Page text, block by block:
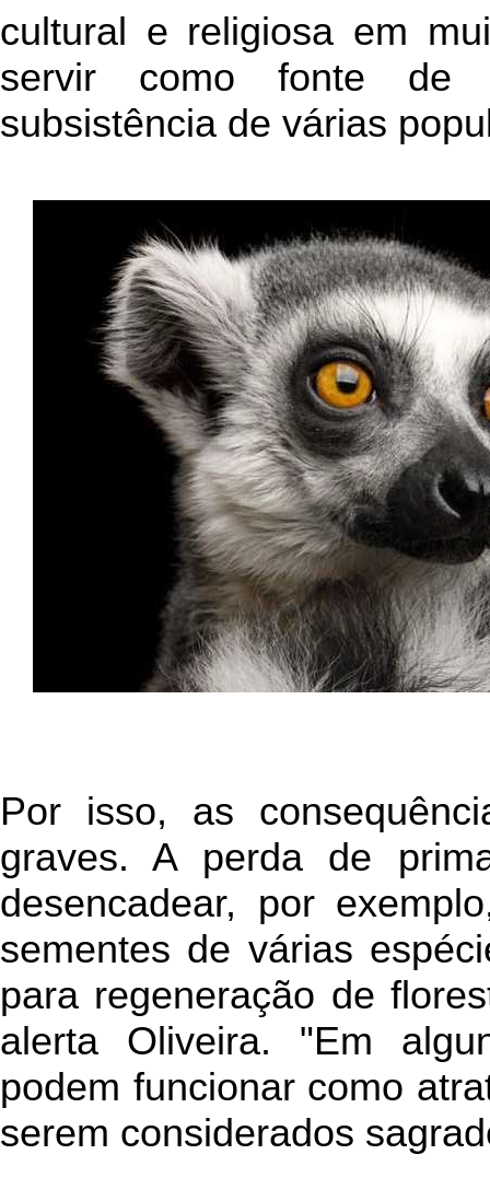
cultural e religiosa em
servir como fonte de
subsistência de várias
Por isso, as
graves. A perda de
desencadear, por
sementes de várias
para regeneração de
alerta Oliveira. "Em
podem funcionar como
serem considerados